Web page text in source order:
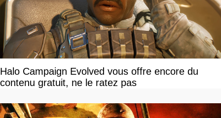
Halo Campaign Evolved vous offre encore du
contenu gratuit, ne le ratez pas